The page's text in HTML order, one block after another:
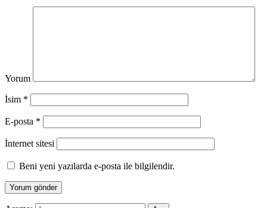
Yorum
İsim *
E-posta *
İnternet sitesi
Beni yeni yazılarda e-posta ile bilgilendir.